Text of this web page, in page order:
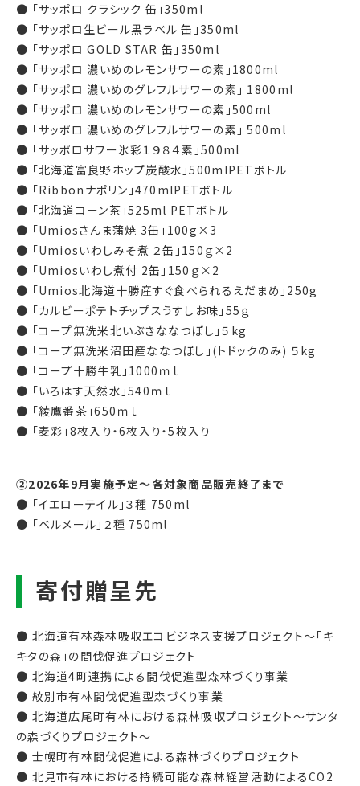
● 「サッポロ クラシック 缶」350ml
● 「サッポロ生ビール黒ラベル 缶」350ml
● 「サッポロ GOLD STAR 缶」350ml
● 「サッポロ 濃いめのレモンサワーの素」1800ml
● 「サッポロ 濃いめのグレフルサワーの素」 1800ml
● 「サッポロ 濃いめのレモンサワーの素」500ml
● 「サッポロ 濃いめのグレフルサワーの素」 500ml
● 「サッポロサワー氷彩１９８４素」500ml
● 「北海道富良野ホップ炭酸水」500mlPETボトル
● 「Ribbonナポリン」470mlPETボトル
● 「北海道コーン茶」525ml PETボトル
● 「Umiosさんま蒲焼 3缶」100g×3
● 「Umiosいわしみそ煮 ２缶」150ｇ×2
● 「Umiosいわし煮付 2缶」150ｇ×2
● 「Umios北海道十勝産すぐ食べられるえだまめ」250g
● 「カルビーポテトチップスうすしお味」55ｇ
● 「コープ無洗米北いぶきななつぼし」５kg
● 「コープ無洗米沼田産ななつぼし」(トドックのみ) ５kg
● 「コープ十勝牛乳」1000ｍｌ
● 「いろはす天然水」540ｍｌ
● 「綾鷹番茶」650ｍｌ
● 「麦彩」8枚入り・6枚入り・5枚入り
②2026年9月実施予定～各対象商品販売終了まで
● 「イエローテイル」３種 750ml
● 「ベルメール」２種 750ml
● 北海道有林森林吸収エコビジネス支援プロジェクト～「キ
キタの森」の間伐促進プロジェクト
● 北海道4町連携による間伐促進型森林づくり事業
● 紋別市有林間伐促進型森づくり事業
● 北海道広尾町有林における森林吸収プロジェクト～サンタ
の森づくりプロジェクト～
● 士幌町有林間伐促進による森林づくりプロジェクト
● 北見市有林における持続可能な森林経営活動によるCO2